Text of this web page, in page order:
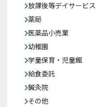
放課後等デイサービス
薬局
医薬品小売業
幼稚園
学童保育・児童館
給食委託
鍼灸院
その他